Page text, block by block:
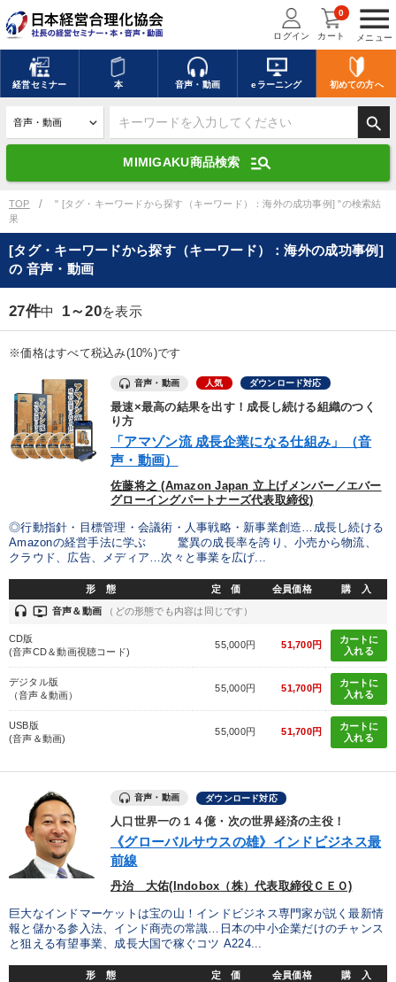
menu
メニュー
ログイン カート
0
経営セミナー 本 音声・動画 eラーニング 初めての方へ
search
MIMIGAKU商品検索 manage_search
キーワードを入力して探す
デジタル版対応のみ検索結果に表示する
search 上記の条件で検索
mic 講演収録物を探す
ます
カテゴリー
優秀各社の智恵と戦略 事業家のロマンと経営
若手異才経営者の発想 専門家のアドバイス
リーダーの器量を学ぶ
テーマ
「儲けの本質」を突く 会社のパフォーマンスを高める講話
「利上げ時代の最新・銀行対策」＋「不動産市況予測」＋「市場
組織と人を動かすマネジメント力を磨く
製造業 卸売・小売・飲食業 建設・不動産業
IT・サービス・金融業 コンサルタント 専門家
キーワード
TOP
" [タグ・キーワードから探す（キーワード）：海外の成功事例] "の検索結
果
[タグ・キーワードから探す（キーワード）：海外の成功事例]
の 音声・動画
27件中 1～20を表示
※価格はすべて税込み(10%)です
音声・動画 人気 ダウンロード対応
最速×最高の結果を出す！成長し続ける組織のつく
り方
「アマゾン流 成長企業になる仕組み」（音
声・動画）
佐藤将之 (Amazon Japan 立上げメンバー／エバー
グローイングパートナーズ代表取締役)
◎行動指針・目標管理・会議術・人事戦略・新事業創造…成長し続ける
Amazonの経営手法に学ぶ 驚異の成長率を誇り、小売から物流、
クラウド、広告、メディア…次々と事業を広げ...
形 態 定 価 会員価格 購 入
headset ondemand_video 音声＆動画 （どの形態でも内容は同じです）
CD版
(音声CD＆動画視聴コード)
55,000円 51,700円
カートに
入れる
デジタル版
（音声＆動画）
55,000円 51,700円
カートに
入れる
USB版
(音声＆動画)
55,000円 51,700円
カートに
入れる
音声・動画 ダウンロード対応
人口世界一の１４億・次の世界経済の主役！
《グローバルサウスの雄》インドビジネス最
前線
丹治 大佑(Indobox（株）代表取締役ＣＥＯ)
巨大なインドマーケットは宝の山！インドビジネス専門家が説く最新情
報と儲かる参入法、インド商売の常識…日本の中小企業だけのチャンス
と狙える有望事業、成長大国で稼ぐコツ A224...
形 態 定 価 会員価格 購 入